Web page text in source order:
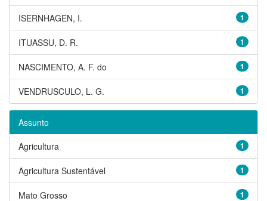
1
ISERNHAGEN, I.
1
ITUASSU, D. R.
1
NASCIMENTO, A. F. do
1
VENDRUSCULO, L. G.
Assunto
1
Agricultura
1
Agricultura Sustentável
1
Mato Grosso